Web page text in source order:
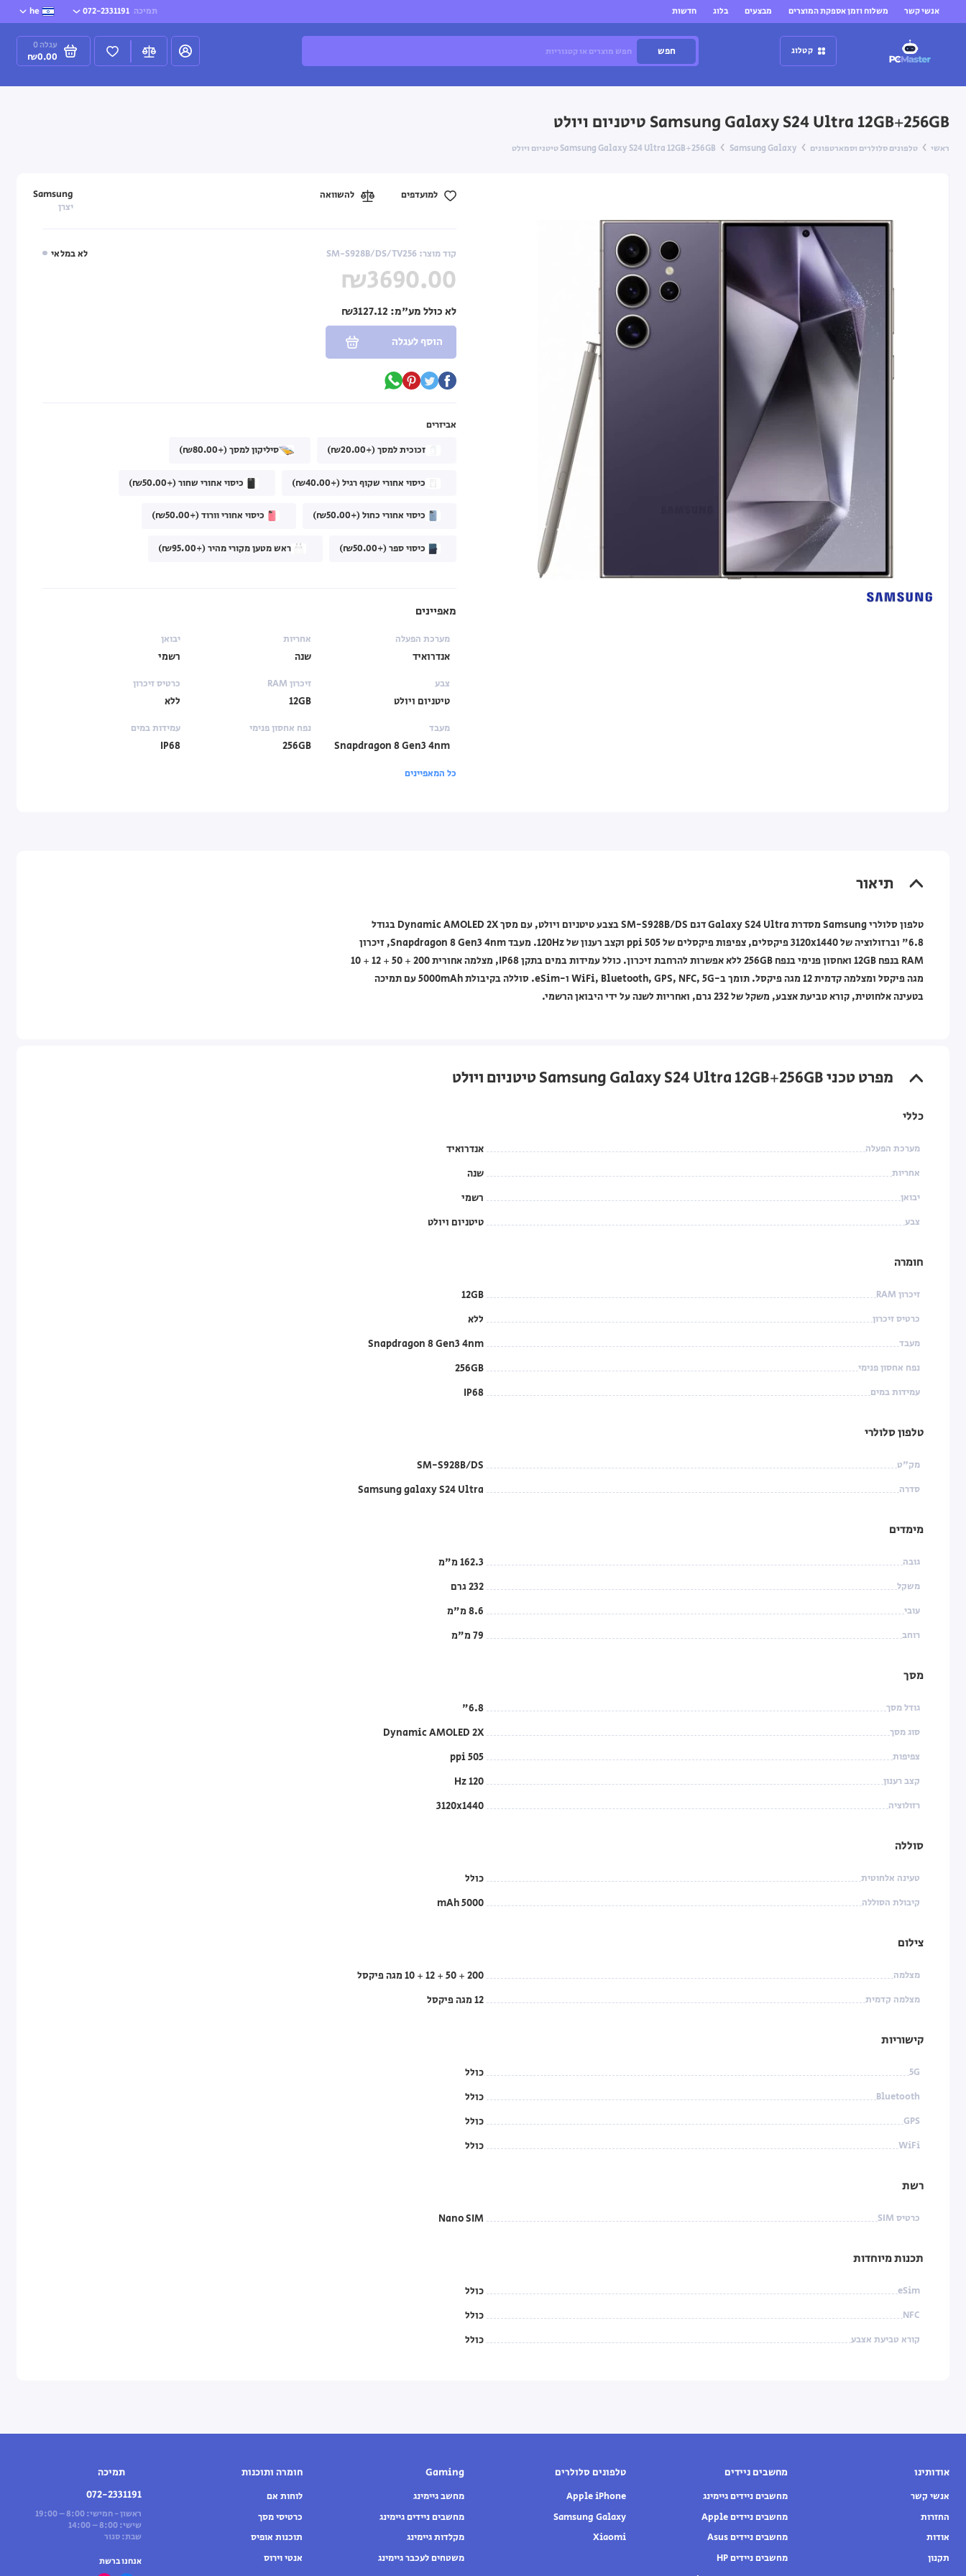
אנשי קשר משלוח וזמן אספקת המוצרים מבצעים בלוג חדשות תמיכה 072-2331191
he
קטלוג חפש עגלה 0
₪0.00
Samsung Galaxy S24 Ultra 12GB+256GB טיטניום ויולט
ראשי טלפונים סלולרים וסמארטפונים Samsung Galaxy Samsung Galaxy S24 Ultra 12GB+256GB טיטניום ויולט
לא במלאי קוד מוצר: SM-S928B/DS/TV256
Samsung
יצרן
₪3690.00
לא כולל מע"מ:
הוסף לעגלה
למועדפים להשוואה
אביזרים
זכוכית למסך (+₪20.00)
סיליקון למסך (+₪80.00)
כיסוי אחורי שקוף רגיל (+₪40.00) כיסוי אחורי שחור (+₪50.00)
כיסוי אחורי כחול (+₪50.00) כיסוי אחורי וורוד (+₪50.00)
כיסוי ספר (+₪50.00) ראש מטען מקורי מהיר (+₪95.00)
מאפיינים
מערכת הפעלה
אנדרואיד
אחריות
שנה
יבואן
רשמי
צבע
טיטניום ויולט
זיכרון RAM
12GB
כרטיס זיכרון
ללא
מעבד
Snapdragon 8 Gen3 4nm
נפח אחסון פנימי
256GB
עמידות במים
IP68
כל המאפיינים
תיאור
טלפון סלולרי Samsung מסדרת Galaxy S24 Ultra דגם SM-S928B/DS בצבע טיטניום ויולט, עם מסך Dynamic AMOLED 2X בגודל
6.8" וברזולוציה של 3120x1440 פיקסלים, צפיפות פיקסלים של 505 ppi וקצב רענון של 120Hz. מעבד Snapdragon 8 Gen3 4nm, זיכרון
RAM בנפח 12GB ואחסון פנימי בנפח 256GB ללא אפשרות להרחבת זיכרון. כולל עמידות במים בתקן IP68, מצלמה אחורית 200 + 50 + 12 + 10
מגה פיקסל ומצלמה קדמית 12 מגה פיקסל. תומך ב-WiFi, Bluetooth, GPS, NFC, 5G ו-eSim. סוללה בקיבולת 5000mAh עם תמיכה
בטעינה אלחוטית, קורא טביעת אצבע, משקל של 232 גרם, ואחריות לשנה על ידי היבואן הרשמי.
מפרט טכני Samsung Galaxy S24 Ultra 12GB+256GB טיטניום ויולט
כללי
מערכת הפעלה אנדרואיד
אחריות שנה
יבואן רשמי
צבע טיטניום ויולט
חומרה
זיכרון RAM 12GB
כרטיס זיכרון ללא
מעבד Snapdragon 8 Gen3 4nm
נפח אחסון פנימי 256GB
עמידות במים IP68
טלפון סלולרי
מק"ט SM-S928B/DS
סדרה Samsung galaxy S24 Ultra
מימדים
גובה 162.3 מ"מ
משקל 232 גרם
עובי 8.6 מ"מ
רוחב 79 מ"מ
מסך
גודל מסך 6.8"
סוג מסך Dynamic AMOLED 2X
צפיפות 505 ppi
קצב רענון 120 Hz
רזולוציה 3120x1440
סוללה
טעינה אלחוטית כולל
קיבולת הסוללה 5000 mAh
צילום
מצלמה 200 + 50 + 12 + 10 מגה פיקסל
מצלמה קדמית 12 מגה פיקסל
קישוריות
5G כולל
Bluetooth כולל
GPS כולל
WiFi כולל
רשת
כרטיס SIM Nano SIM
תכנות מיוחדות
eSim כולל
NFC כולל
קורא טביעת אצבע כולל
אודותינו
אנשי קשר
החזרות
אודות
תקנון
מחשבים ניידים
מחשבים ניידים גיימינג
מחשבים ניידים Apple
מחשבים ניידים Asus
מחשבים ניידים HP
טלפונים סלולרים
Apple iPhone
Samsung Galaxy
Xiaomi
Gaming
מחשב גיימינג
מחשבים ניידים גיימינג
מקלדות גיימינג
משטחים לעכבר גיימינג
חומרה ותוכנות
לוחות אם
כרטיסי מסך
תוכנות אופיס
אנטי וירוס
תמיכה
072-2331191
ראשון - חמישי: 8:00 – 19:00
שישי: 8:00 – 14:00
שבת: סגור
אנחנו ברשת